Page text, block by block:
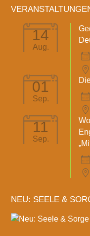
14
Aug.
01
Sep.
11
Sep.
NEU: SEELE &